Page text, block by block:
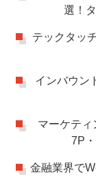
選！
テックタッ
インバウン
マーケティ
7P
金融業界で